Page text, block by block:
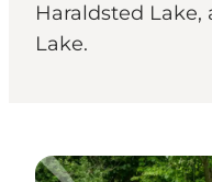
Haraldsted Lake,
Lake.